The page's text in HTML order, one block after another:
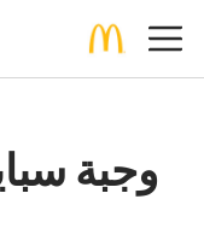
وجبة